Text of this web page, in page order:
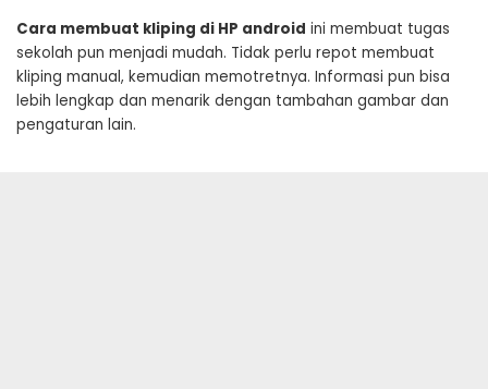
Cara membuat kliping di HP android ini membuat tugas
sekolah pun menjadi mudah. Tidak perlu repot membuat
kliping manual, kemudian memotretnya. Informasi pun bisa
lebih lengkap dan menarik dengan tambahan gambar dan
pengaturan lain.